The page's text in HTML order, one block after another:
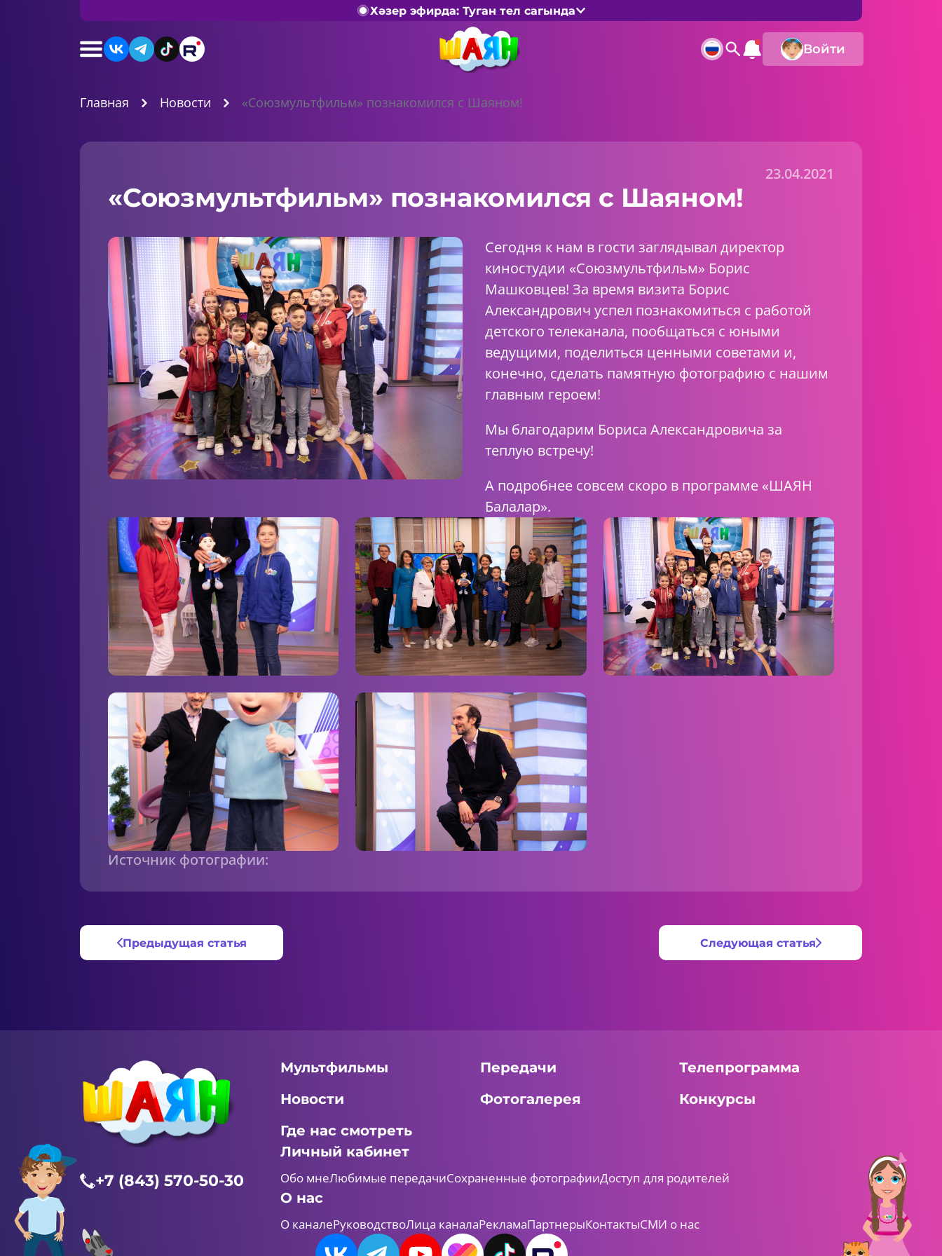
Хәзер эфирда: Туган тел сагында
Войти
Главная Новости «Союзмультфильм» познакомился с Шаяном!
23.04.2021
«Союзмультфильм» познакомился с Шаяном!
Сегодня к нам в гости заглядывал директор
киностудии «Союзмультфильм» Борис
Машковцев! За время визита Борис
Александрович успел познакомиться с работой
детского телеканала, пообщаться с юными
ведущими, поделиться ценными советами и,
конечно, сделать памятную фотографию с нашим
главным героем!
Мы благодарим Бориса Александровича за
теплую встречу!
А подробнее совсем скоро в программе «ШАЯН
Балалар».
Источник фотографии:
Предыдущая статья Следующая статья
+7 (843) 570-50-30
Мультфильмы Передачи
Телепрограмма
Новости
Фотогалерея
Конкурсы
Где нас смотреть
Личный кабинет
Обо мнеЛюбимые передачиСохраненные фотографииДоступ для родителей
О нас
О каналеРуководствоЛица каналаРекламаПартнерыКонтактыСМИ о нас